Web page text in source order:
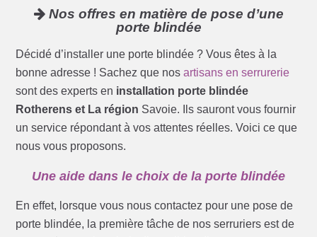
Nos offres en matière de pose d’une
porte blindée
Décidé d’installer une porte blindée ? Vous êtes à la
bonne adresse ! Sachez que nosartisans en serrurerie
sont des experts en installation porte blindée
Rotherens et La région Savoie. Ils sauront vous fournir
un service répondant à vos attentes réelles. Voici ce que
nous vous proposons.
Une aide dans le choix de la porte blindée
En effet, lorsque vous nous contactez pour une pose de
porte blindée, la première tâche de nos serruriers est de